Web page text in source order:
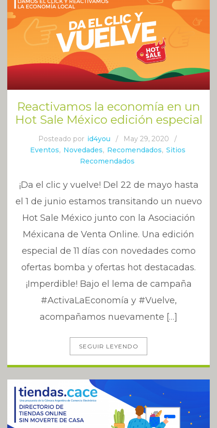
Reactivamos la economía en un
Hot Sale México edición especial
Posteado por id4you / May 29, 2020
/
Eventos, Novedades, Recomendados, Sitios
Recomendados
¡Da el clic y vuelve! Del 22 de mayo hasta
el 1 de junio estamos transitando un nuevo
Hot Sale México junto con la Asociación
Méxicana de Venta Online. Una edición
especial de 11 días con novedades como
ofertas bomba y ofertas hot destacadas.
¡Imperdible! Bajo el lema de campaña
#ActivaLaEconomía y #Vuelve,
acompañamos nuevamente […]
SEGUIR LEYENDO